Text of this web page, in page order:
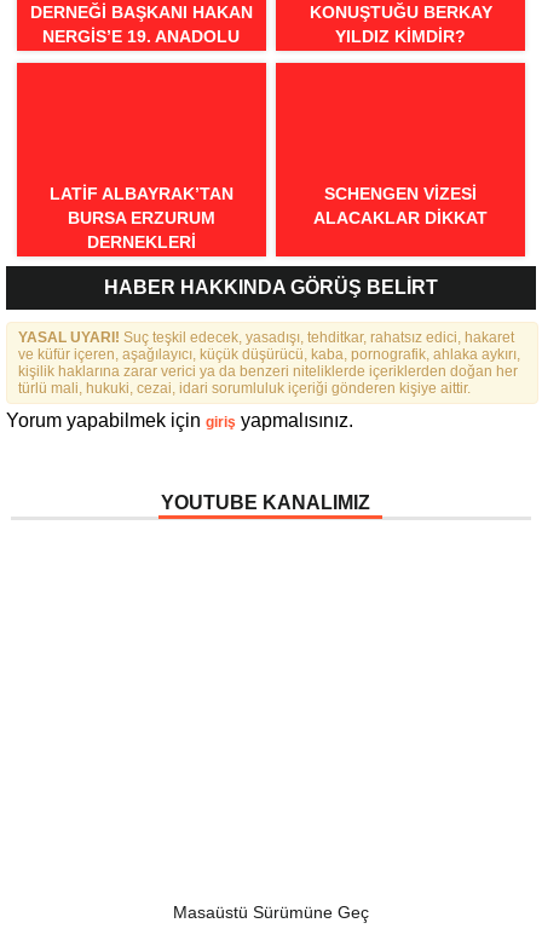
DERNEĞI BAŞKANI HAKAN
NERGIS’E 19. ANADOLU
SPOR ÖDÜLLERI’NDE
KONUŞTUĞU BERKAY
YILDIZ KIMDIR?
LATIF ALBAYRAK’TAN
BURSA ERZURUM
DERNEKLERI
FEDERASYONU İÇIN 25
MADDELIK BÜYÜK VIZYON:
“DAHA GÜÇLÜ, DAHA ETKIN,
DAHA KAPSAYICI BIR
FEDERASYON İÇIN YOLA
ÇIKTIK”
SCHENGEN VİZESİ
ALACAKLAR DİKKAT
HABER HAKKINDA GÖRÜŞ BELİRT
YASAL UYARI! Suç teşkil edecek, yasadışı, tehditkar, rahatsız edici, hakaret
ve küfür içeren, aşağılayıcı, küçük düşürücü, kaba, pornografik, ahlaka aykırı,
kişilik haklarına zarar verici ya da benzeri niteliklerde içeriklerden doğan her
türlü mali, hukuki, cezai, idari sorumluluk içeriği gönderen kişiye aittir.
Yorum yapabilmek için giriş yapmalısınız.
YOUTUBE KANALIMIZ
Masaüstü Sürümüne Geç